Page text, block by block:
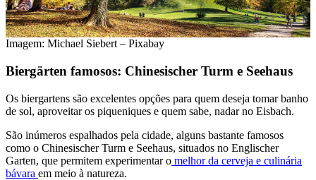
Imagem: Michael Siebert – Pixabay
Biergärten famosos: Chinesischer Turm e Seehaus
Os biergartens são excelentes opções para quem deseja tomar banho
de sol, aproveitar os piqueniques e quem sabe, nadar no Eisbach.
São inúmeros espalhados pela cidade, alguns bastante famosos
como o Chinesischer Turm e Seehaus, situados no Englischer
Garten, que permitem experimentar o melhor da cerveja e culinária
bávara em meio à natureza.